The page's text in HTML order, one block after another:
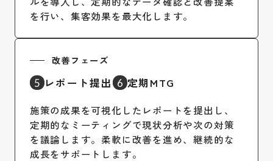
を行い、集客効果を最大化します。
改善フェーズ
5 レポート提出 6 定期MTG
施策の成果を可視化したレポートを提出し、
定期的なミーティングで現状分析や次の対策
を議論します。柔軟に改善を進め、継続的な
成長をサポートします。